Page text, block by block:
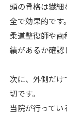
頭の骨格は繊
全で効果的です。
柔道整復師や
績があるか確認
次に、外側だ
切です。
当院が行って